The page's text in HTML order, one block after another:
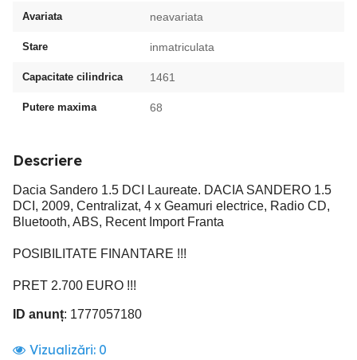
Avariata neavariata
Stare inmatriculata
Capacitate cilindrica 1461
Putere maxima 68
Descriere
Dacia Sandero 1.5 DCI Laureate. DACIA SANDERO 1.5
DCI, 2009, Centralizat, 4 x Geamuri electrice, Radio CD,
Bluetooth, ABS, Recent Import Franta
POSIBILITATE FINANTARE !!!
PRET 2.700 EURO !!!
ID anunț: 1777057180
Vizualizări: 0